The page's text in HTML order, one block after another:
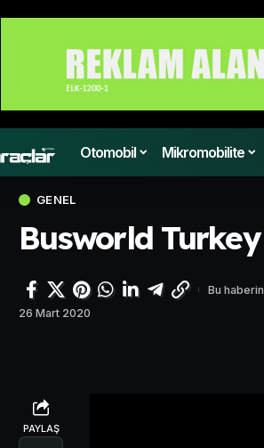
Otomobil Mikromobilite
GENEL
Busworld
26 Mart 2020
Bu
PAYLAŞ